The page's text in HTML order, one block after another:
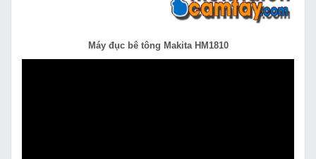
Máy đục bê tông Makita HM1810